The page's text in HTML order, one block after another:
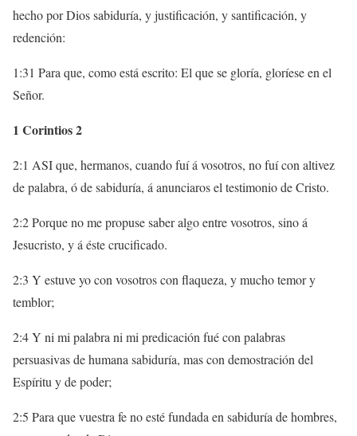
hecho por Dios sabiduría, y justificación, y santificación, y
redención:
1:31 Para que, como está escrito: El que se gloría, gloríese en el
Señor.
1 Corintios 2
2:1 ASI que, hermanos, cuando fuí á vosotros, no fuí con altivez
de palabra, ó de sabiduría, á anunciaros el testimonio de Cristo.
2:2 Porque no me propuse saber algo entre vosotros, sino á
Jesucristo, y á éste crucificado.
2:3 Y estuve yo con vosotros con flaqueza, y mucho temor y
temblor;
2:4 Y ni mi palabra ni mi predicación fué con palabras
persuasivas de humana sabiduría, mas con demostración del
Espíritu y de poder;
2:5 Para que vuestra fe no esté fundada en sabiduría de hombres,